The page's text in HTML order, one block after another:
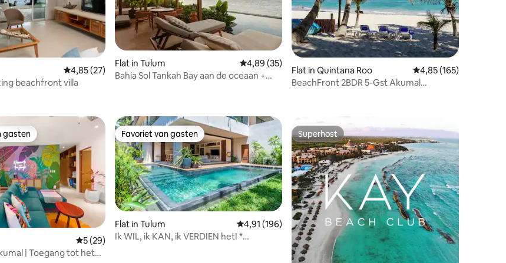
op 5, 143 recensies
Gemiddelde beoordeling van 4,85 op 5, 27 recensies
4,85 (27)
beachfront villa
Flat in Tulum Gemiddelde beoordeling van 4,89 op 5, 35 recensies
4,89 (35)
Bahia Sol Tankah Bay aan de oceaan +
Flat in Quintana Roo Gemiddelde
4,85 (165)
BeachFront 2BDR 5-Gst Akumal
op 5, 122 recensies
gasten
gasten
Gemiddelde beoordeling van 5 op 5, 29 recensies
5 (29)
| Toegang tot het
Favoriet van gasten
Favoriet van gasten
Flat in Tulum Gemiddelde beoordeling van 4,91 op 5, 196 recensies
4,91 (196)
Ik WIL, ik KAN, ik VERDIEN het! *
Superhost
Superhost